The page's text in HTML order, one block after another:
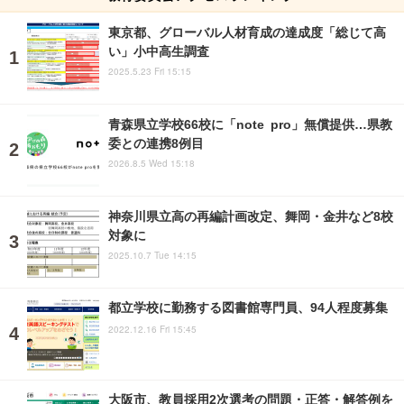
東京都、グローバル人材育成の達成度「総じて高
い」小中高生調査
2025.5.23 Fri 15:15
青森県立学校66校に「note pro」無償提供…県教
委との連携8例目
2026.8.5 Wed 15:18
神奈川県立高の再編計画改定、舞岡・金井など8校
対象に
2025.10.7 Tue 14:15
都立学校に勤務する図書館専門員、94人程度募集
2022.12.16 Fri 15:45
大阪市、教員採用2次選考の問題・正答・解答例を